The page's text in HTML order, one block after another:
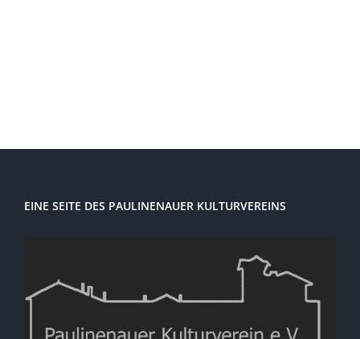
EINE SEITE DES PAULINENAUER KULTURVEREINS